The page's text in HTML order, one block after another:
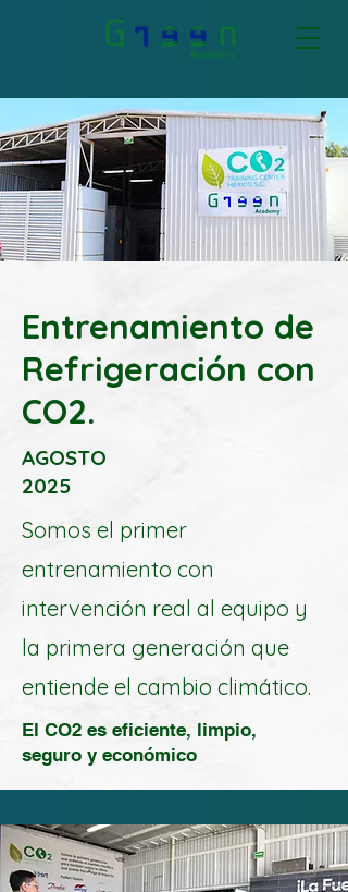
Entrenamiento de
Refrigeración con
CO2.
AGOSTO
2025
Somos el primer
entrenamiento con
intervención real al equipo y
la primera generación que
entiende el cambio climático.
El CO2 es eficiente, limpio,
seguro y económico